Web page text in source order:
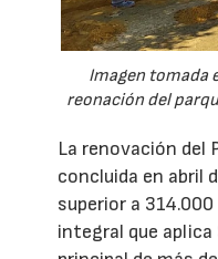
Imagen tomada
reonación del
La renovación del
concluida en abril
superior a
integral que